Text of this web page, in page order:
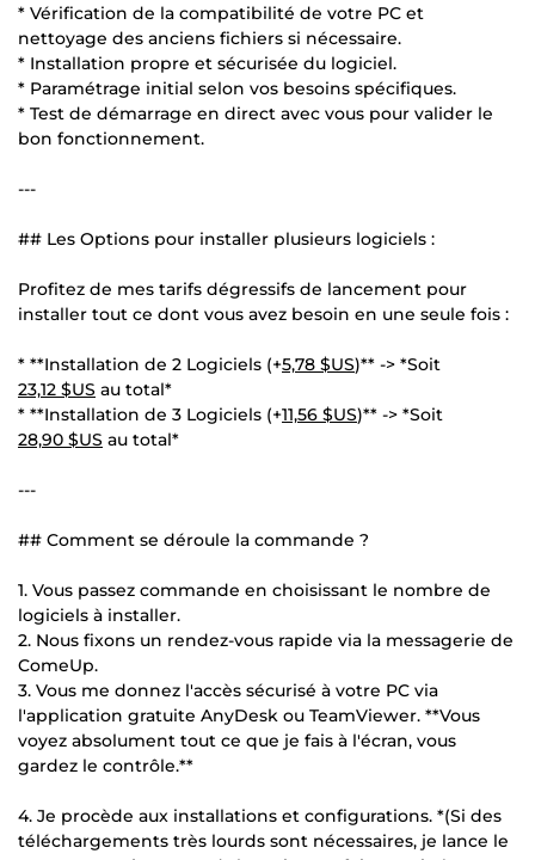
* Vérification de la compatibilité de votre PC et
nettoyage des anciens fichiers si nécessaire.
* Installation propre et sécurisée du logiciel.
* Paramétrage initial selon vos besoins spécifiques.
* Test de démarrage en direct avec vous pour valider le
bon fonctionnement.
---
## Les Options pour installer plusieurs logiciels :
Profitez de mes tarifs dégressifs de lancement pour
installer tout ce dont vous avez besoin en une seule fois :
* **Installation de 2 Logiciels (+5,78 $US)** -> *Soit
23,12 $US au total*
* **Installation de 3 Logiciels (+11,56 $US)** -> *Soit
28,90 $US au total*
---
## Comment se déroule la commande ?
1. Vous passez commande en choisissant le nombre de
logiciels à installer.
2. Nous fixons un rendez-vous rapide via la messagerie de
ComeUp.
3. Vous me donnez l'accès sécurisé à votre PC via
l'application gratuite AnyDesk ou TeamViewer. **Vous
voyez absolument tout ce que je fais à l'écran, vous
gardez le contrôle.**
4. Je procède aux installations et configurations. *(Si des
téléchargements très lourds sont nécessaires, je lance le